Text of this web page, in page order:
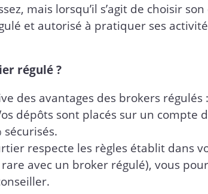
mais lorsqu’il s’agit de choisir
et autorisé à pratiquer ses
régulé ?
des avantages des brokers régulés :
dépôts sont placés sur un compte
respecte les règles établit dans
avec un broker régulé), vous